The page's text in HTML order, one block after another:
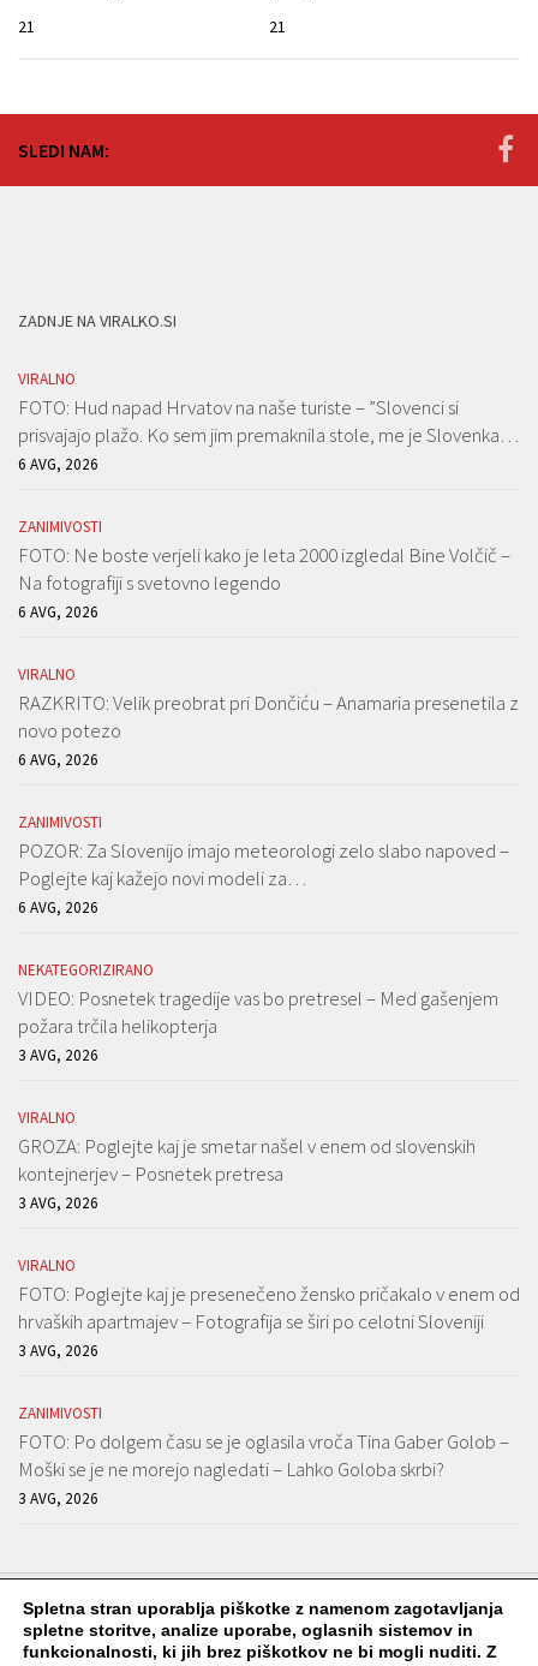
21 21
SLEDI NAM:
ZADNJE NA VIRALKO.SI
VIRALNO
FOTO: Hud napad Hrvatov na naše turiste – ”Slovenci si
prisvajajo plažo. Ko sem jim premaknila stole, me je Slovenka…
6 AVG, 2026
ZANIMIVOSTI
FOTO: Ne boste verjeli kako je leta 2000 izgledal Bine Volčič –
Na fotografiji s svetovno legendo
6 AVG, 2026
VIRALNO
RAZKRITO: Velik preobrat pri Dončiću – Anamaria presenetila z
novo potezo
6 AVG, 2026
ZANIMIVOSTI
POZOR: Za Slovenijo imajo meteorologi zelo slabo napoved –
Poglejte kaj kažejo novi modeli za…
6 AVG, 2026
NEKATEGORIZIRANO
VIDEO: Posnetek tragedije vas bo pretresel – Med gašenjem
požara trčila helikopterja
3 AVG, 2026
VIRALNO
GROZA: Poglejte kaj je smetar našel v enem od slovenskih
kontejnerjev – Posnetek pretresa
3 AVG, 2026
VIRALNO
FOTO: Poglejte kaj je presenečeno žensko pričakalo v enem od
hrvaških apartmajev – Fotografija se širi po celotni Sloveniji
3 AVG, 2026
ZANIMIVOSTI
FOTO: Po dolgem času se je oglasila vroča Tina Gaber Golob –
Moški se je ne morejo nagledati – Lahko Goloba skrbi?
3 AVG, 2026
Viralko.si © 2026. Vse pravice pridržane.
Spletna stran uporablja piškotke z namenom zagotavljanja
spletne storitve, analize uporabe, oglasnih sistemov in
funkcionalnosti, ki jih brez piškotkov ne bi mogli nuditi. Z